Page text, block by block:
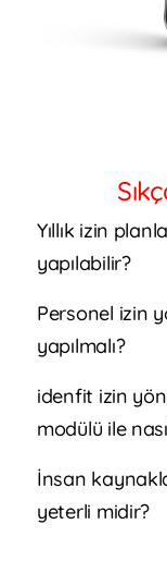
Yıllık izin
yapılabilir?
Personel izin
yapılmalı?
idenfit izin
modülü ile
İnsan
yeterli midir?